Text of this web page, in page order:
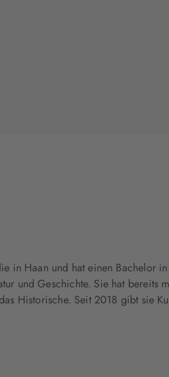
in Haan und hat einen Bachelor in
und Geschichte. Sie hat bereits
Historische. Seit 2018 gibt sie